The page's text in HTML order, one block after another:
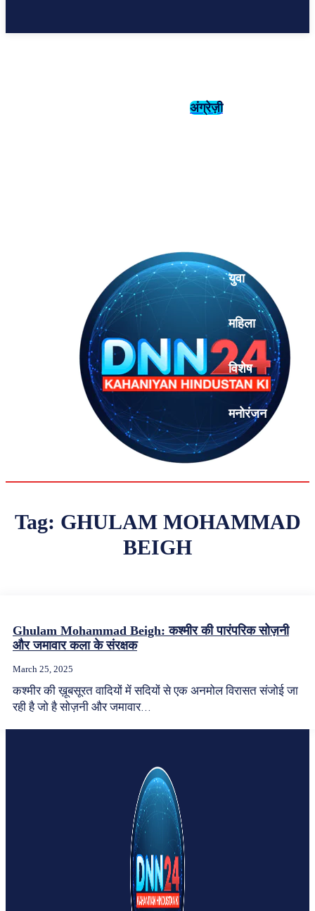
अंग्रेज़ी
युवा
महिला
विशेष
मनोरंजन
Tag: GHULAM MOHAMMAD
BEIGH
Ghulam Mohammad Beigh: कश्मीर की पारंपरिक सोज़नी
और जमावार कला के संरक्षक
March 25, 2025
कश्मीर की ख़ूबसूरत वादियों में सदियों से एक अनमोल विरासत संजोई जा
रही है जो है सोज़नी और जमावार...